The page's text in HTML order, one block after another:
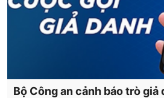
Bộ Công an cảnh báo trò giả